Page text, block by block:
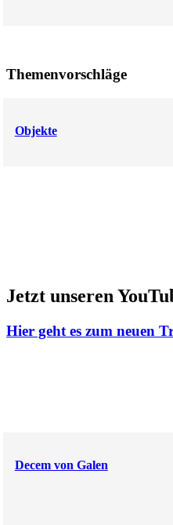
Themenvorschläge
Objekte
Jetzt unseren
Hier geht es zum neuen
Decem von Galen